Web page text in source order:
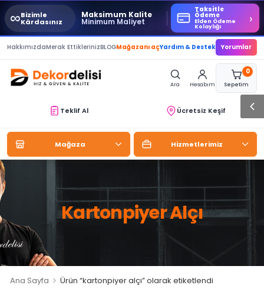
∞Bizimle
Kârdasınız
Maksimum Kalite
Minimum Maliyet
Taksitle
Ödeme
Elden Ödeme
Kolaylığı
›
HakkımızdaMerak EttiklerinizBLOGMağazanı açYardım & Destek Yorumlar
Ara Hesabım
0
Sepetim
Teklif Al Ücretsiz Keşif
Mağaza Hizmetlerimiz
Kartonpiyer Alçı
Ana Sayfa > Ürün “kartonpiyer alçı” olarak etiketlendi